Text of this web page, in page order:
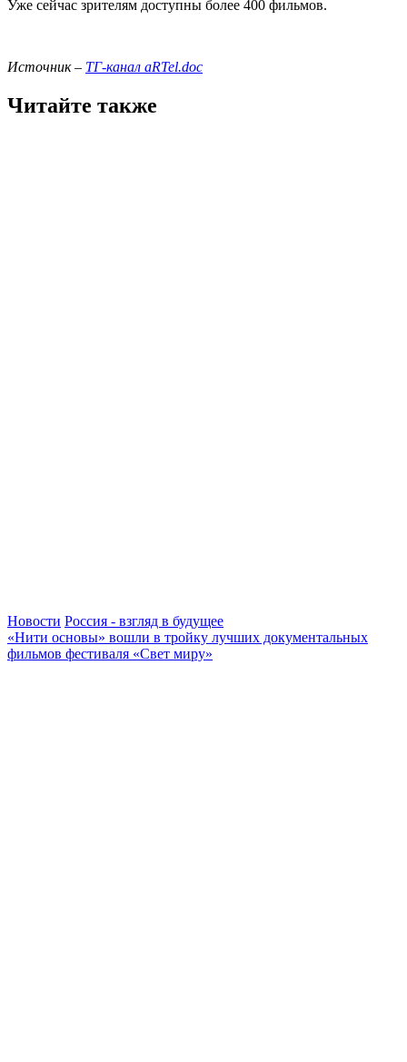
Уже сейчас зрителям доступны более 400 фильмов.
Источник – ТГ-канал aRTel.doc
Читайте также
Новости Россия - взгляд в будущее
«Нити основы» вошли в тройку лучших документальных
фильмов фестиваля «Свет миру»